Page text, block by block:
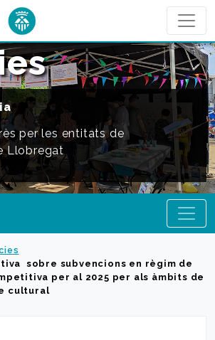
Obrir
per les entitats de
Llobregat
menú
sobre subvencions en règim de
per al 2025 per als àmbits de
cultural